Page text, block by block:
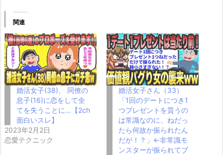
関連
婚活女子(38)、 同僚の
息子(16)に恋をして全
てを失うことに…【2ch
面白いスレ】
2023年2月2日
恋愛テクニック
婚活女子さん（33）
「1回のデートにつき1
つプレゼントを貰うの
は常識なのに、ねだっ
たら何故か振られたん
だが！？」←非常識モ
ンスターが振られてブ